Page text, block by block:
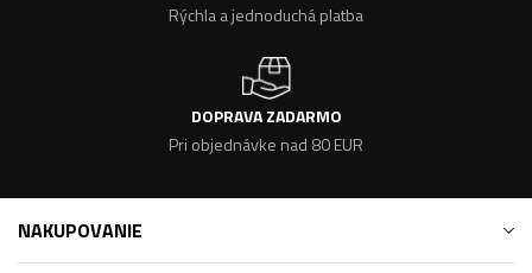
Rýchla a jednoduchá platba
DOPRAVA ZADARMO
Pri objednávke nad 80 EUR
NAKUPOVANIE